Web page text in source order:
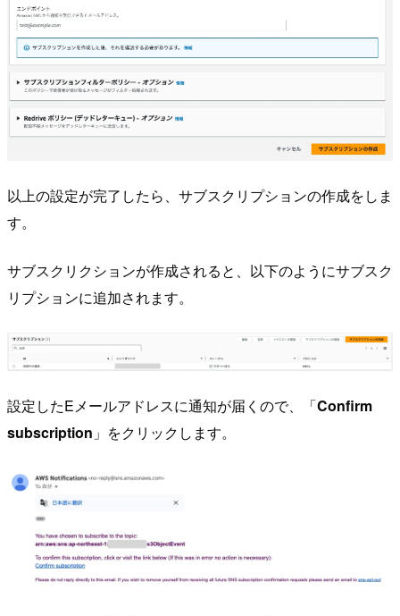
以上の設定が完了したら、サブスクリプションの作成をしま
す。
サブスクリクションが作成されると、以下のようにサブスク
リプションに追加されます。
設定したEメールアドレスに通知が届くので、「Confirm
subscription 」をクリックします。